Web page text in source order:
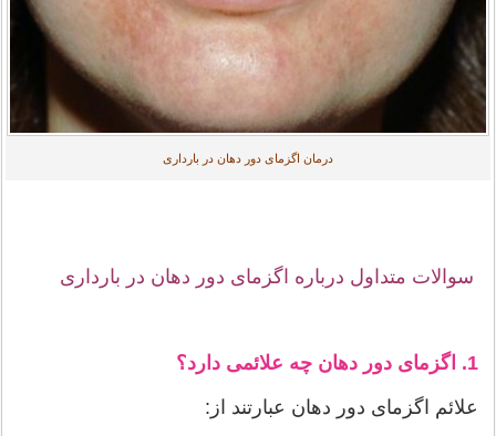
درمان اگزمای دور دهان در بارداری
سوالات متداول درباره اگزمای دور دهان در بارداری
1. اگزمای دور دهان چه علائمی دارد؟
علائم اگزمای دور دهان عبارتند از: